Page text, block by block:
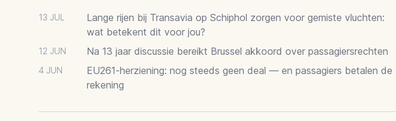
13 JUL
Lange rijen bij Transavia op Schiphol zorgen voor gemiste vluchten:
wat betekent dit voor jou?
12 JUN Na 13 jaar discussie bereikt Brussel akkoord over passagiersrechten
4 JUN
EU261-herziening: nog steeds geen deal — en passagiers betalen de
rekening